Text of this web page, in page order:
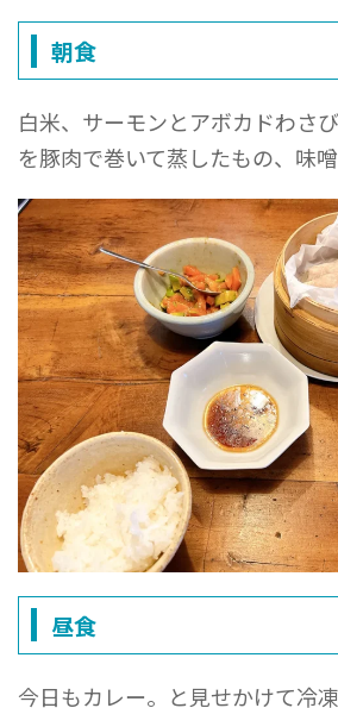
朝食
白米、サーモンとアボカドわさ
を豚肉で巻いて蒸したもの、味
昼食
今日もカレー。と見せかけて冷